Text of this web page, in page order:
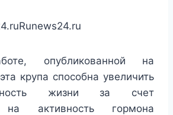
Runews24.ru
опубликованной на
крупа способна увеличить
жизни за счет
на активность гормона